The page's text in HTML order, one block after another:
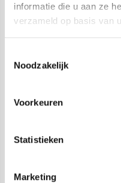
informatie die u aan ze
verzameld op basis van
Noodzakelijk
Voorkeuren
Statistieken
Marketing
Bio Hair plantenkleuringen.
• Voeg toe aan een
• Combineer met Bio Hair
karamel- en mahonietinten.
de mate van neutralisatie
kleurmethodiek.